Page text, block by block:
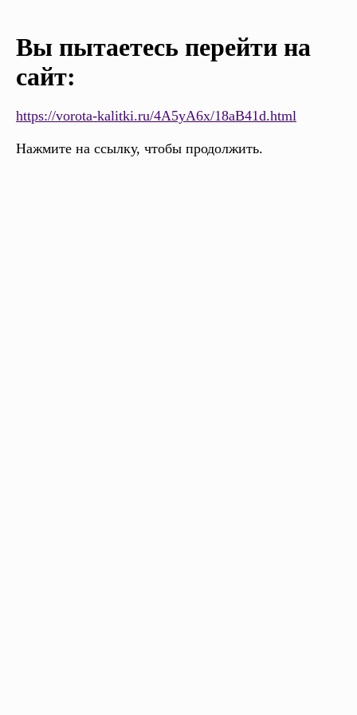
Вы пытаетесь перейти на
сайт:
https://vorota-kalitki.ru/4A5yA6x/18aB41d.html
Нажмите на ссылку, чтобы продолжить.